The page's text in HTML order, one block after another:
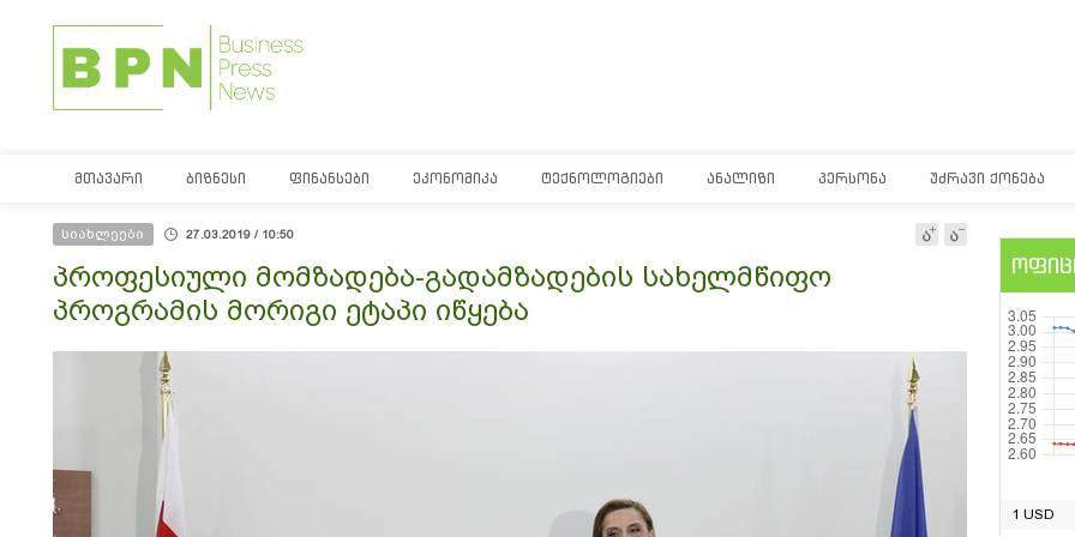
ᲛᲗᲐᲕᲐᲠᲘ ᲑᲘᲖᲜᲔᲡᲘ ᲤᲘᲜᲐᲜᲡᲔᲑᲘ ᲔᲙᲝᲜᲝᲛᲘᲙᲐ ᲢᲔᲥᲜᲝᲚᲝᲒᲘᲔᲑᲘ ᲐᲜᲐᲚᲘᲖᲘ ᲞᲔᲠᲡᲝᲜᲐ ᲣᲫᲠᲐᲕᲘ ᲥᲝᲜᲔᲑᲐ
სიახლეები 27.03.2019 / 10:50
პროფესიული მომზადება-გადამზადების სახელმწიფო
პროგრამის მორიგი ეტაპი იწყება
1 USD